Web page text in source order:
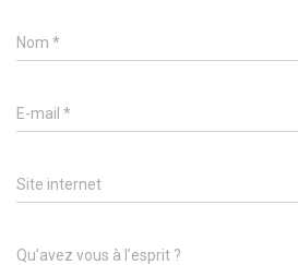
Nom *
E-mail *
Site internet
Qu’avez vous à l’esprit ?